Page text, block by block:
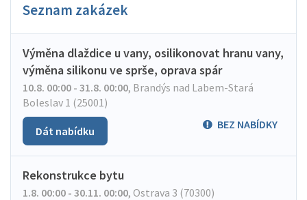
Seznam zakázek
Výměna dlaždice u vany, osilikonovat hranu vany,
výměna silikonu ve sprše, oprava spár
10.8. 00:00 - 31.8. 00:00, Brandýs nad Labem-Stará
Boleslav 1 (25001)
BEZ NABÍDKY
Dát nabídku
Rekonstrukce bytu
1.8. 00:00 - 30.11. 00:00, Ostrava 3 (70300)